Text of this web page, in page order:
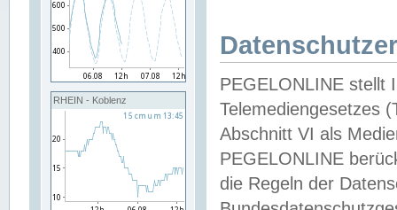
RHEIN - Koblenz
PEGELONLINE stellt
Telemediengesetzes
Abschnitt VI als
PEGELONLINE
die Regeln der